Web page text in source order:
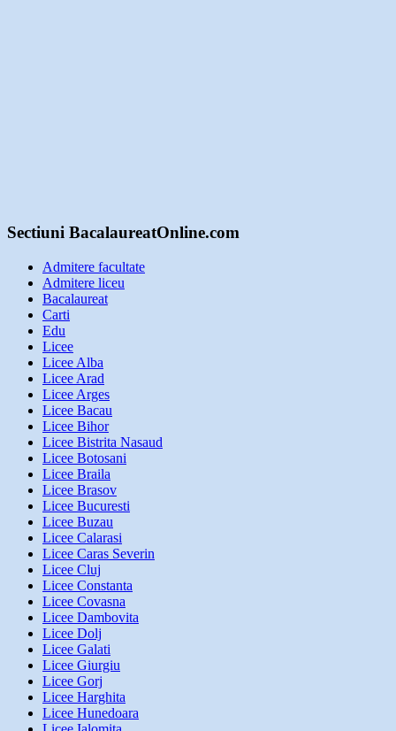
Sectiuni BacalaureatOnline.com
Admitere facultate
Admitere liceu
Bacalaureat
Carti
Edu
Licee
Licee Alba
Licee Arad
Licee Arges
Licee Bacau
Licee Bihor
Licee Bistrita Nasaud
Licee Botosani
Licee Braila
Licee Brasov
Licee Bucuresti
Licee Buzau
Licee Calarasi
Licee Caras Severin
Licee Cluj
Licee Constanta
Licee Covasna
Licee Dambovita
Licee Dolj
Licee Galati
Licee Giurgiu
Licee Gorj
Licee Harghita
Licee Hunedoara